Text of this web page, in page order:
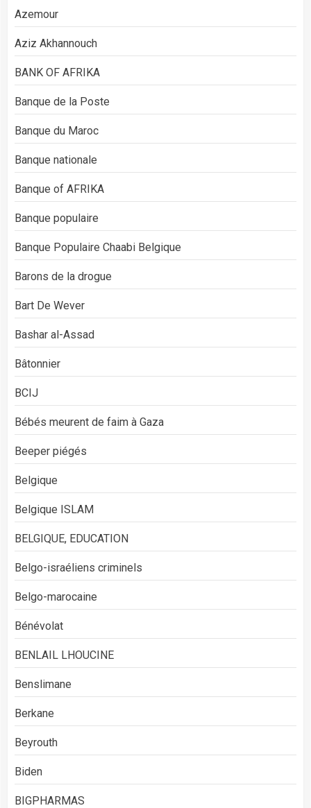
Azemour
Aziz Akhannouch
BANK OF AFRIKA
Banque de la Poste
Banque du Maroc
Banque nationale
Banque of AFRIKA
Banque populaire
Banque Populaire Chaabi Belgique
Barons de la drogue
Bart De Wever
Bashar al-Assad
Bâtonnier
BCIJ
Bébés meurent de faim à Gaza
Beeper piégés
Belgique
Belgique ISLAM
BELGIQUE, EDUCATION
Belgo-israéliens criminels
Belgo-marocaine
Bénévolat
BENLAIL LHOUCINE
Benslimane
Berkane
Beyrouth
Biden
BIGPHARMAS